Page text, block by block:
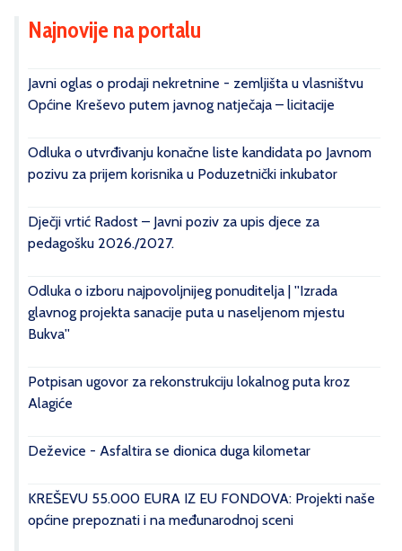
Najnovije na portalu
Javni oglas o prodaji nekretnine - zemljišta u vlasništvu
Općine Kreševo putem javnog natječaja – licitacije
Odluka o utvrđivanju konačne liste kandidata po Javnom
pozivu za prijem korisnika u Poduzetnički inkubator
Dječji vrtić Radost – Javni poziv za upis djece za
pedagošku 2026./2027.
Odluka o izboru najpovoljnijeg ponuditelja | ''Izrada
glavnog projekta sanacije puta u naseljenom mjestu
Bukva''
Potpisan ugovor za rekonstrukciju lokalnog puta kroz
Alagiće
Deževice - Asfaltira se dionica duga kilometar
KREŠEVU 55.000 EURA IZ EU FONDOVA: Projekti naše
općine prepoznati i na međunarodnoj sceni